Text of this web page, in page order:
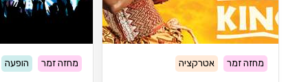
מחזה זמר אטרקציה מחזה זמר הופעה